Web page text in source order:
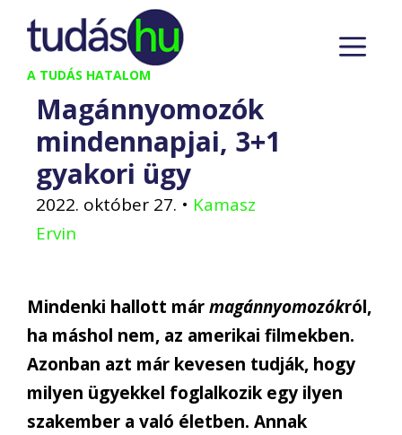
Kilépés
tartalomba
A TUDÁS HATALOM
Magánnyomozók
mindennapjai, 3+1
gyakori ügy
2022. október 27. • Kamasz
Ervin
Mindenki hallott mármagánnyomozókról,
ha máshol nem, az amerikai filmekben.
Azonban azt már kevesen tudják, hogy
milyen ügyekkel foglalkozik egy ilyen
szakember a való életben. Annak